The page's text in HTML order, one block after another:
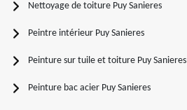
Nettoyage de toiture Puy Sanieres
Peintre intérieur Puy Sanieres
Peinture sur tuile et toiture Puy Sanieres
Peinture bac acier Puy Sanieres